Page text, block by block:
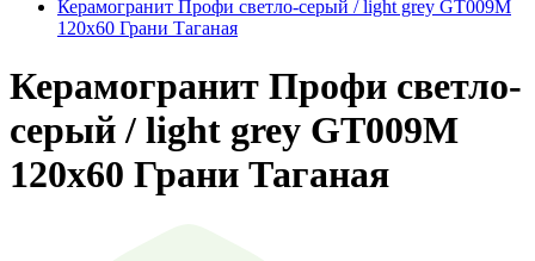
Керамогранит Профи светло-серый / light grey GT009M
120х60 Грани Таганая
Керамогранит Профи светло-
серый / light grey GT009M
120х60 Грани Таганая